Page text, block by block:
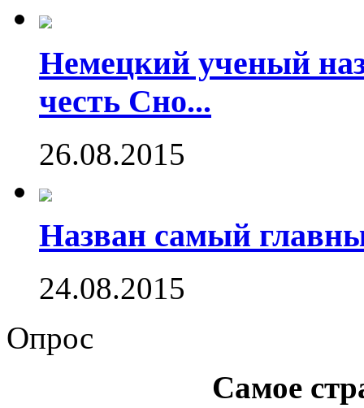
Немецкий ученый
честь Сно...
26.08.2015
Назван самый
24.08.2015
Опрос
Самое